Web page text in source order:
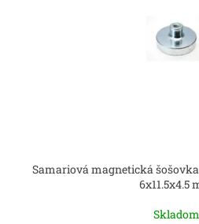
Samariová magnetická
6x11.5x4.5
Skladom